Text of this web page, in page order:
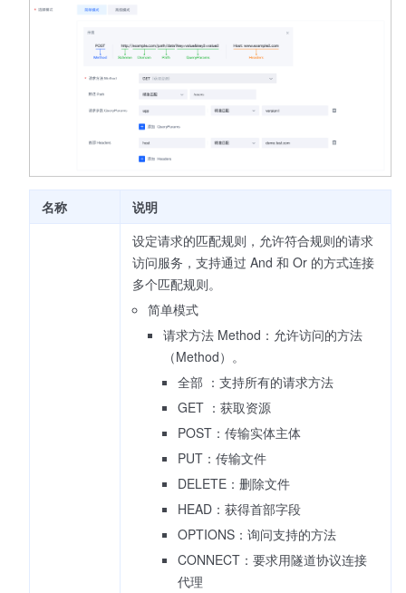
名称 说明
设定请求的匹配规则，允许符合规则的请求
访问服务，支持通过 And 和 Or 的方式连接
多个匹配规则。
简单模式
请求方法 Method：允许访问的方法
（Method）。
全部 ：支持所有的请求方法
GET ：获取资源
POST：传输实体主体
PUT：传输文件
DELETE：删除文件
HEAD：获得首部字段
OPTIONS：询问支持的方法
CONNECT：要求用隧道协议连接
代理